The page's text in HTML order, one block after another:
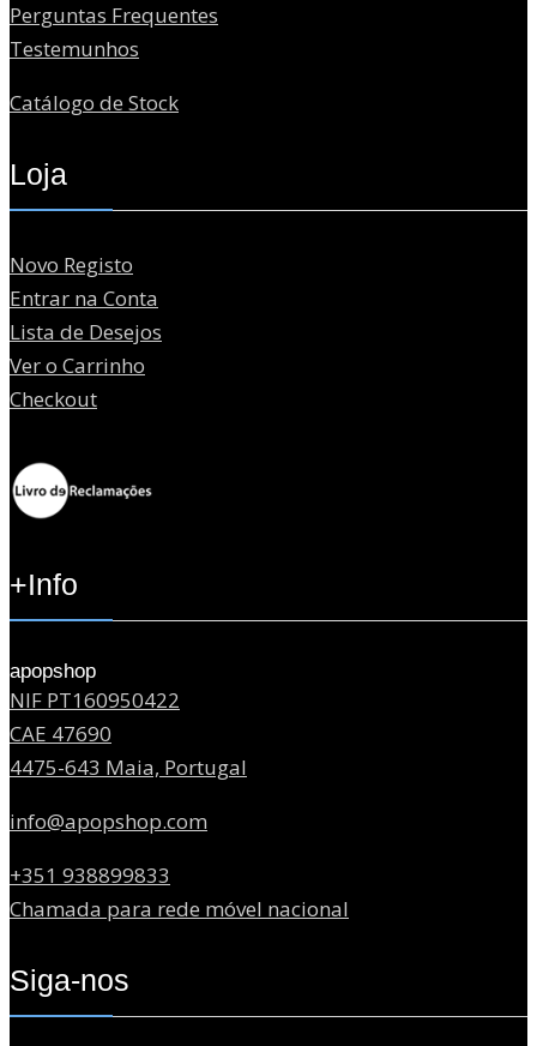
Perguntas Frequentes
Testemunhos
Catálogo de Stock
Loja
Novo Registo
Entrar na Conta
Lista de Desejos
Ver o Carrinho
Checkout
+Info
apopshop
NIF PT160950422
CAE 47690
4475-643 Maia, Portugal
info@apopshop.com
+351 938899833
Chamada para rede móvel nacional
Siga-nos